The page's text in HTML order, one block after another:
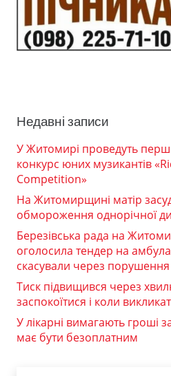
Недавні записи
У Житомирі проведуть
конкурс юних музикантів
Competition»
На Житомирщині матір
обмороження однорічної
Березівська рада на
оголосила тендер на
скасували через порушення
Тиск підвищився через
заспокоїтися і коли
У лікарні вимагають гроші
має бути безоплатним